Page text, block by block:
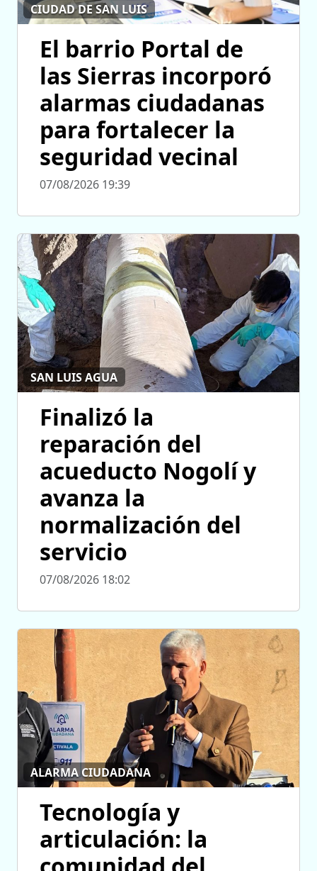
CIUDAD DE SAN LUIS
El barrio Portal de
las Sierras incorporó
alarmas ciudadanas
para fortalecer la
seguridad vecinal
07/08/2026 19:39
SAN LUIS AGUA
Finalizó la
reparación del
acueducto Nogolí y
avanza la
normalización del
servicio
07/08/2026 18:02
ALARMA CIUDADANA
Tecnología y
articulación: la